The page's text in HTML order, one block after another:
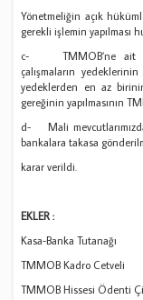
Yönetmeliğin açık
gerekli işlemin
c- TMMOB’ne ait
çalışmaların
yedeklerden en az
gereğinin yapılmasının
d- Mali
bankalara takasa
karar verildi.
EKLER :
Kasa-Banka Tutanağı
TMMOB Kadro Cetveli
TMMOB Hissesi Ödenti